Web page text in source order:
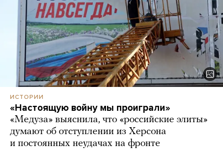
ИСТОРИИ
«Настоящую войну мы проиграли»
«Медуза» выяснила, что «российские элиты»
думают об отступлении из Херсона
и постоянных неудачах на фронте